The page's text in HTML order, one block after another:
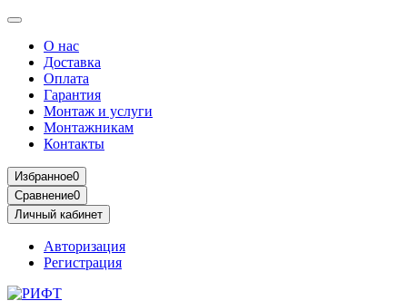
О нас
Доставка
Оплата
Гарантия
Монтаж и услуги
Монтажникам
Контакты
Избранное0
Сравнение0
Личный кабинет
Авторизация
Регистрация